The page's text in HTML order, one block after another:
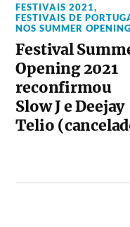
FESTIVAIS 2021,
FESTIVAIS DE
NOS SUMMER OPENING
Festival
Opening 2021
reconfirmou
Slow J e Deejay
Telio